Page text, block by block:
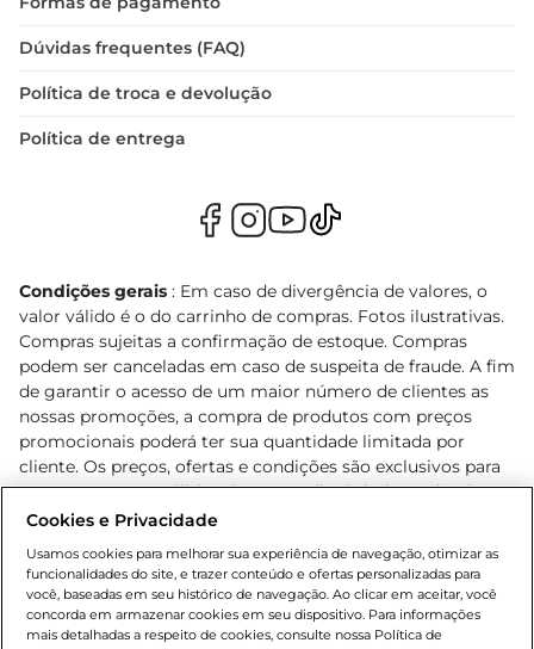
Dúvidas frequentes (FAQ)
Política de troca e devolução
Política de entrega
Condições gerais : Em caso de divergência de valores, o
valor válido é o do carrinho de compras. Fotos ilustrativas.
Compras sujeitas a confirmação de estoque. Compras
podem ser canceladas em caso de suspeita de fraude. A fim
de garantir o acesso de um maior número de clientes as
nossas promoções, a compra de produtos com preços
promocionais poderá ter sua quantidade limitada por
cliente. Os preços, ofertas e condições são exclusivos para
o e-commerce e válidos durante o dia de hoje, podendo
sofrer alterações sem prévia notificação. Proibida a venda
Lei n.º 8069/90, art. 81, inciso II (Estatuto da Criança e do
Adolescente). Preços e condições exclusivos para o
www.bretas.com.br, podendo sofrer alterações sem aviso
prévio. O valor mínimo para as compras on-line é de R$
Cookies e Privacidade
Usamos cookies para melhorar sua experiência de navegação, otimizar as
funcionalidades do site, e trazer conteúdo e ofertas personalizadas para
você, baseadas em seu histórico de navegação. Ao clicar em aceitar, você
concorda em armazenar cookies em seu dispositivo. Para informações
mais detalhadas a respeito de cookies, consulte nossa Política de